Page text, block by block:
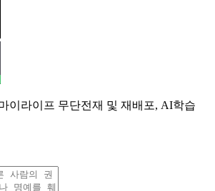
이라이프 무단전재 및 재배포, AI학습